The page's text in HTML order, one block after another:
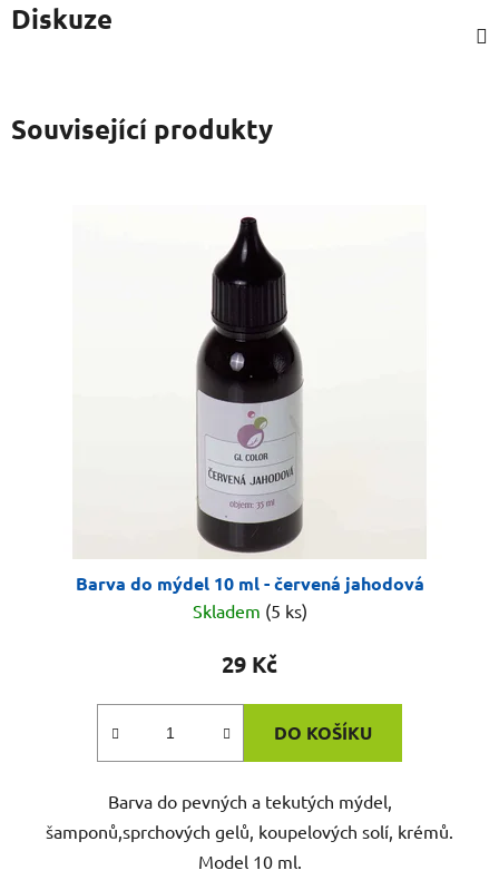
Diskuze
Související produkty
Barva do mýdel 10 ml - červená jahodová
Skladem (5 ks)
29 Kč
DO KOŠÍKU
Barva do pevných a tekutých mýdel,
šamponů,sprchových gelů, koupelových solí, krémů.
Model 10 ml.